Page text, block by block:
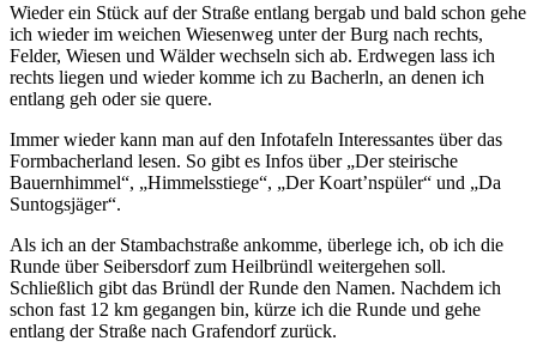
Wieder ein Stück auf der Straße entlang bergab und bald schon gehe
ich wieder im weichen Wiesenweg unter der Burg nach rechts,
Felder, Wiesen und Wälder wechseln sich ab. Erdwegen lass ich
rechts liegen und wieder komme ich zu Bacherln, an denen ich
entlang geh oder sie quere.
Immer wieder kann man auf den Infotafeln Interessantes über das
Formbacherland lesen. So gibt es Infos über „Der steirische
Bauernhimmel“, „Himmelsstiege“, „Der Koart’nspüler“ und „Da
Suntogsjäger“.
Als ich an der Stambachstraße ankomme, überlege ich, ob ich die
Runde über Seibersdorf zum Heilbründl weitergehen soll.
Schließlich gibt das Bründl der Runde den Namen. Nachdem ich
schon fast 12 km gegangen bin, kürze ich die Runde und gehe
entlang der Straße nach Grafendorf zurück.